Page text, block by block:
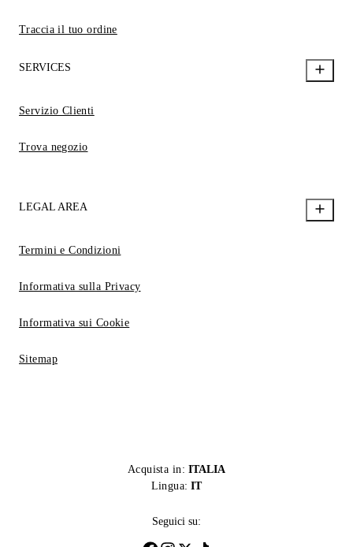
Traccia il tuo ordine
SERVICES
Servizio Clienti
Trova negozio
LEGAL AREA
Termini e Condizioni
Informativa sulla Privacy
Informativa sui Cookie
Sitemap
Acquista in: ITALIA
Lingua: IT
Seguici su: